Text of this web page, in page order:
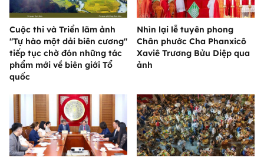
Cuộc thi và Triển lãm ảnh
"Tự hào một dải biên cương"
tiếp tục chờ đón những tác
phẩm mới về biên giới Tổ
quốc
Nhìn lại lễ tuyên phong
Chân phước Cha Phanxicô
Xaviê Trương Bửu Diệp qua
ảnh